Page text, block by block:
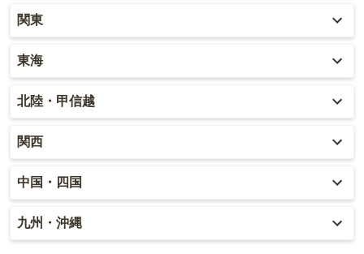
北海道
青森
岩手
山形
宮城
福島
関東
東京
神奈川
千葉
茨城
栃木
東海
愛知
岐阜
三重
北陸・甲信越
富山
石川
山梨
関西
大阪
兵庫
中国・四国
岡山
九州・沖縄